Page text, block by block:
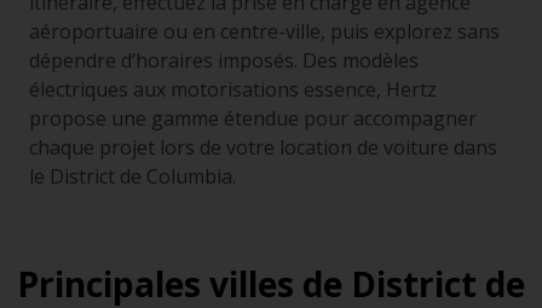
aéroportuaire ou en centre-ville, puis explorez sans
dépendre d’horaires imposés. Des modèles
électriques aux motorisations essence, Hertz
propose une gamme étendue pour accompagner
chaque projet lors de votre location de voiture dans
le District de Columbia.
Principales villes de District de